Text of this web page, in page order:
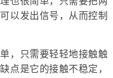
以发出信号，从而控制
，只需要轻轻地接触触
点是它的接触不稳定，